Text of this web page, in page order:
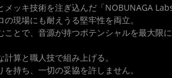
メッキ技術を注ぎ込んだ「NOBUNAGA
現場にも耐えうる堅牢性を両立。
ことで、音源が持つポテンシャルを最大限
算と職人技で組み上げる。
持ち、一切の妥協を許しません。